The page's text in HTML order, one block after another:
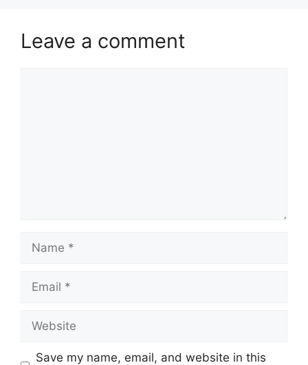
Leave a comment
Save my name, email, and website in this